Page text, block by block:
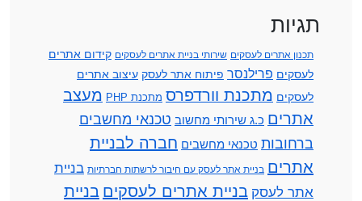
תגיות
תכנון אתרים לעסקים שירותי בניית אתרים לעסקים קידום אתרים
לעסקים פרילנסר פיתוח אתר לעסק עיצוב אתרים
לעסקים מתכנת וורדפרס מתכנת PHP
מעצב
אתרים כ.ג שירותי מחשוב טכנאי מחשבים
ברחובות טכנאי מחשבים חברה לבניית
אתרים בניית אתר לעסק עם חיבור לרשתות חברתיות בניית
אתר לעסק בניית אתרים לעסקים בניית